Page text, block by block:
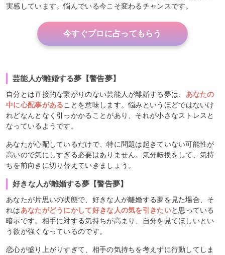
実感しています。悩んでいる今こそ変わるチャンスです。
今すぐプロに占ってもらう
芸能人が離婚する夢【警告夢】
自分とは直接的な繋がりのない芸能人が離婚する夢は、 あなたの
中に心配事があることを意味します。悩みというほどではないけ
れどなんとなく引っかかることがあり、それが小さなストレスと
なっているようです。
あなたが心配しているだけで、特に問題は起きていない可能性が
高いので気にしすぎる必要はありません。気分転換をして、気持
ちを前向きに切り替えていきましょう。
好きな人が離婚する夢【警告夢】
あなたが片思いの状態で、好きな人が離婚する夢を見た場合、そ
れはあなたがどうにかして好きな人の気を引きたいと思っている
暗示です。相手に対する気持ちが高まり、自分を見てほしいとい
う欲が強くなっているのです。
恋心が盛り上がりすぎて、相手の気持ちを考えずに行動してしま